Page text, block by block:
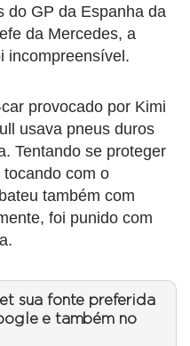
do GP da Espanha da
da Mercedes, a
incompreensível.
provocado por Kimi
usava pneus duros
Tentando se proteger
tocando com o
também com
foi punido com
sua fonte preferida
e também no